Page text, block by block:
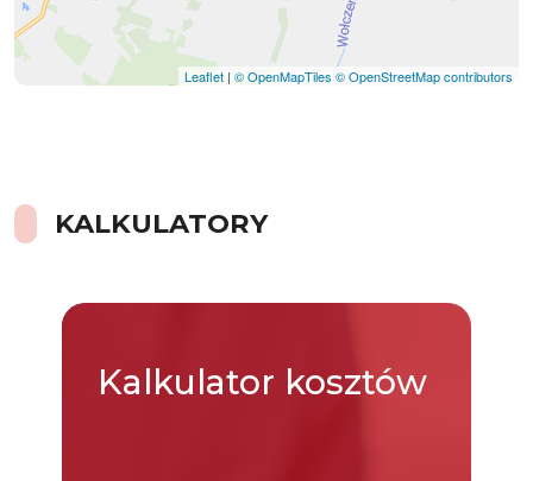
Leaflet | © OpenMapTiles © OpenStreetMap contributors
KALKULATORY
Kalkulator kosztów